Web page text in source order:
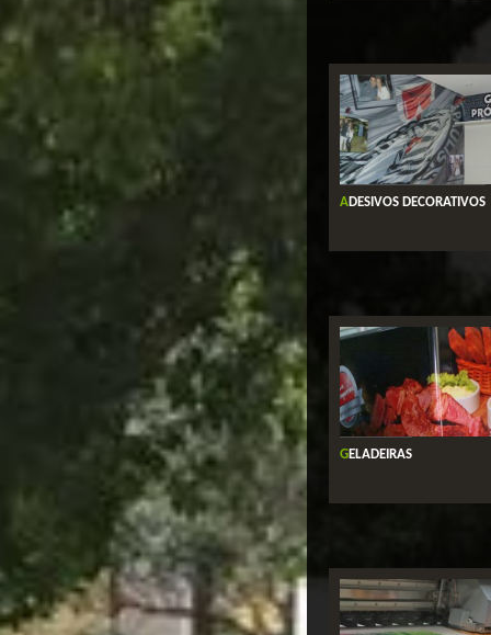
ADESIVOS DECORATIVOS
GELADEIRAS